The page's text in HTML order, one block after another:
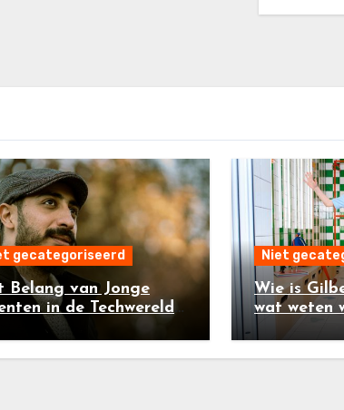
gecategoriseerd
Belang van Jonge
in de Techwereld:
Kijk op Ismael Saibari
Niet
Wie is
wat weten
kinderen?